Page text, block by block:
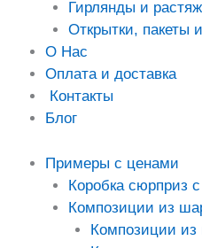
Гирлянды и
Открытки, пакеты
О Нас
Оплата и доставка
Контакты
Блог
Примеры с ценами
Коробка сюрприз
Композиции из
Композиции из